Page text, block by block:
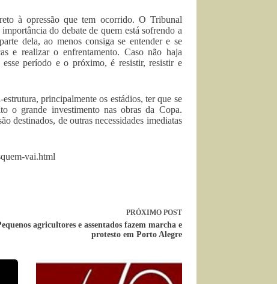
à opressão que tem ocorrido. O Tribunal
do debate de quem está sofrendo a
dela, ao menos consiga se entender e se
e realizar o enfrentamento. Caso não haja
esse período e o próximo, é resistir, resistir e
principalmente os estádios, ter que se
o grande investimento nas obras da Copa.
destinados, de outras necessidades imediatas
vai.html
PRÓXIMO POST
agricultores e assentados fazem marcha e
protesto em Porto Alegre